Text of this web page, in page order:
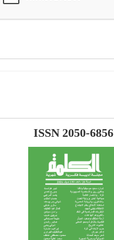
ISSN 2050-6856